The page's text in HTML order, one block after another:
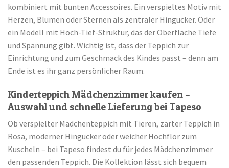
kombiniert mit bunten Accessoires. Ein verspieltes Motiv mit
Herzen, Blumen oder Sternen als zentraler Hingucker. Oder
ein Modell mit Hoch-Tief-Struktur, das der Oberfläche Tiefe
und Spannung gibt. Wichtig ist, dass der Teppich zur
Einrichtung und zum Geschmack des Kindes passt – denn am
Ende ist es ihr ganz persönlicher Raum.
Kinderteppich Mädchenzimmer kaufen –
Auswahl und schnelle Lieferung bei Tapeso
Ob verspielter Mädchenteppich mit Tieren, zarter Teppich in
Rosa, moderner Hingucker oder weicher Hochflor zum
Kuscheln – bei Tapeso findest du für jedes Mädchenzimmer
den passenden Teppich. Die Kollektion lässt sich bequem